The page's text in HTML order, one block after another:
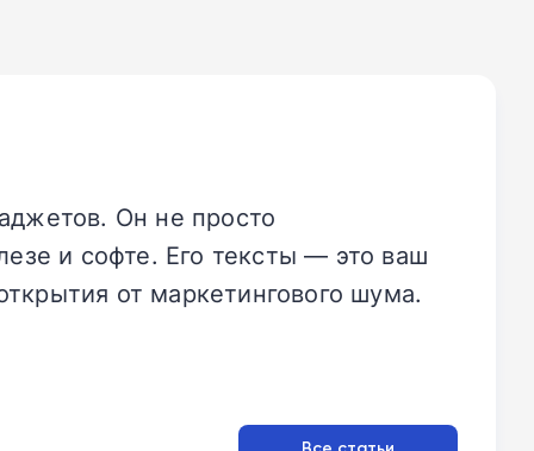
Он не просто
и софте. Его тексты — это ваш
от маркетингового шума.